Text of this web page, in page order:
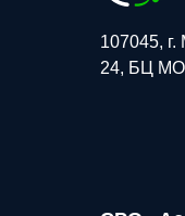
107045,
24, БЦ